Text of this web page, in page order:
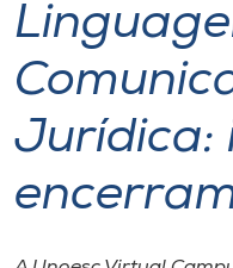
Pesquisa
Atendimento ao
Portal de Ensino
Jurídica: